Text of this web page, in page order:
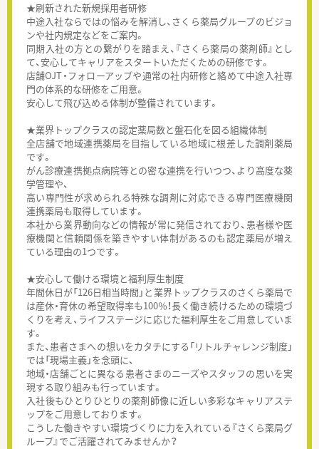
★刷新された新規採用者研修
中途入社ならではの悩みを解消し、さくら薬局グループのビジョ
ンや社内規定などをご案内。
同期入社の方との繋がりを踏まえ、『さくら薬局の薬剤師』とし
て、安心してキャリアをスタートいただくための研修です。
店舗OJT・フォローアップや通常の社内研修と絡めて中途入社専
門の体系的な研修をご用意。
安心して飛び込める体制が整備されています。
★業界トップクラスの認定薬局数と盤石化を図る組織体制
全店舗で地域連携薬局を目指している地域に根差した調剤薬局
です。
がん診療連携拠点病院等との密な連携を行いつつ、より高度な薬
学管理や、
高い専門性が求められる特殊な調剤に対応できる専門医療機関
連携薬局も取得しています。
本社から業界動向などの情報が常に発信されており、患者様や医
療機関と信頼関係を築きやすい体制があるのも認定薬局が増え
ている理由の1つです。
★安心して働ける環境と福利厚生制度
年間休日が「126日相当時間」と業界トップクラスのさくら薬局で
は産休・育休の希望取得率も100％！長く働き続けるための環境づ
くりを考え、ライフステージに応じた福利厚生をご用意していま
す。
また、患者さまへの想いをカタチにする「リトルチャレンジ制度」
では「現場主義」を念頭に、
地域・店舗ごとに異なる患者さまのニーズやスタッフの思いを実
現する取り組みも行っています。
入社後もひとりひとりの薬剤師像に近しい多彩なキャリアステ
ップをご用意しております。
こうした働きやすい環境づくりに力を入れている『さくら薬局グ
ループ』でご活躍されてみませんか？